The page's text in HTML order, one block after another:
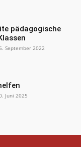
pädagogische
September 2022
Juni 2025